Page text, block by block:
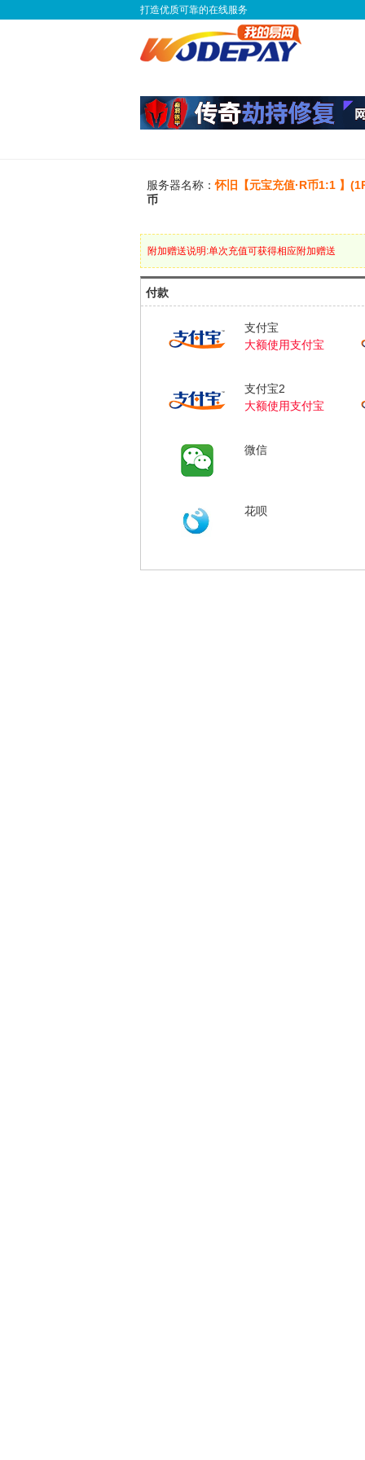
打造优质可靠的在线服务
服务器名称：怀旧【元宝充值·R币1:1 】
币
附加赠送说明:单次充值可获得相应附加赠送
付款
支付宝
大额使用支付宝
支付宝2
大额使用支付宝
微信
花呗